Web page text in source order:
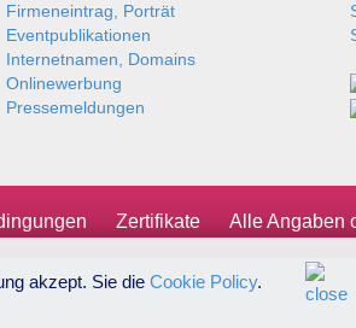
Firmeneintrag, Porträt
Eventpublikationen
Internetnamen, Domains
Onlinewerbung
Pressemeldungen
Zertifikate Alle Angaben
akzept. Sie die Cookie Policy.